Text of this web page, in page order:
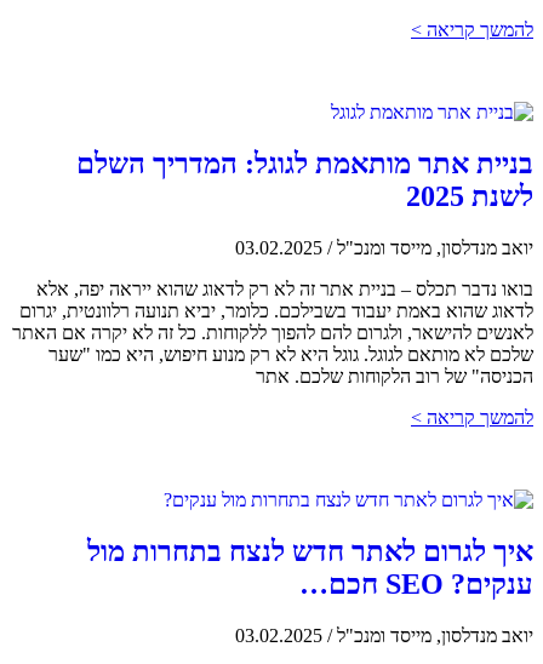
להמשך קריאה >
בניית אתר מותאמת לגוגל: המדריך השלם
לשנת 2025
יואב מנדלסון, מייסד ומנכ"ל/
03.02.2025
בואו נדבר תכלס – בניית אתר זה לא רק לדאוג שהוא ייראה יפה, אלא
לדאוג שהוא באמת יעבוד בשבילכם. כלומר, יביא תנועה רלוונטית, יגרום
לאנשים להישאר, ולגרום להם להפוך ללקוחות. כל זה לא יקרה אם האתר
שלכם לא מותאם לגוגל. גוגל היא לא רק מנוע חיפוש, היא כמו "שער
הכניסה" של רוב הלקוחות שלכם. אתר
להמשך קריאה >
איך לגרום לאתר חדש לנצח בתחרות מול
ענקים? SEO חכם…
יואב מנדלסון, מייסד ומנכ"ל/
03.02.2025